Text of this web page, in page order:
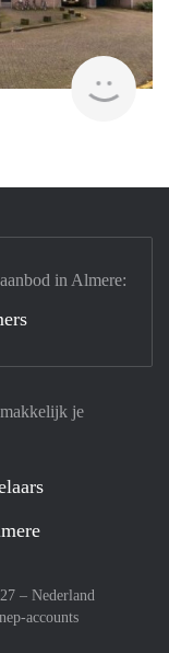
rent
je
– Nederland
accounts
in Almere: